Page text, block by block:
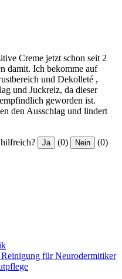
Creme jetzt schon seit 2
damit. Ich bekomme auf
und Dekolleté ,
und Juckreiz, da dieser
geworden ist.
den Ausschlag und lindert
Ja (0) Nein (0)
für Neurodermitiker